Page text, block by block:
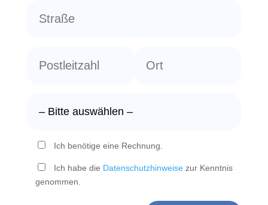
Ich benötige eine Rechnung.
Ich habe die Datenschutzhinweisezur Kenntnis
genommen.